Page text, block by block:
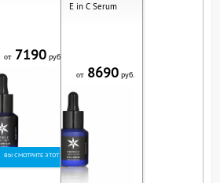
ВЫ СМОТРИТЕ ЭТОТ
от7190 руб.
E in C Serum
от8690 руб.